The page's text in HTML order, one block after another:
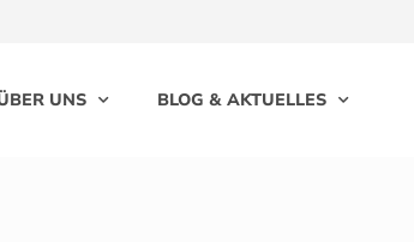
UNS BLOG & AKTUELLES